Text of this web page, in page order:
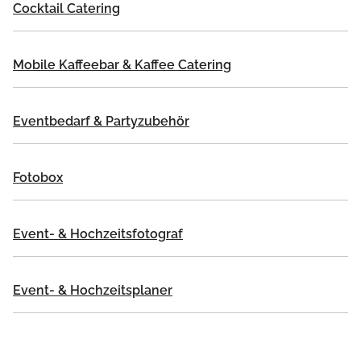
Cocktail Catering
Mobile Kaffeebar & Kaffee Catering
Eventbedarf & Partyzubehör
Fotobox
Event- & Hochzeitsfotograf
Event- & Hochzeitsplaner